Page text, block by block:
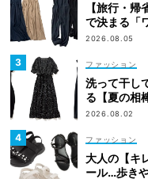
【旅行・
で決まる「
2026.08.05
ファッション
洗って干し
る【夏の相
2026.08.02
ファッション
大人の【キ
ール…歩き